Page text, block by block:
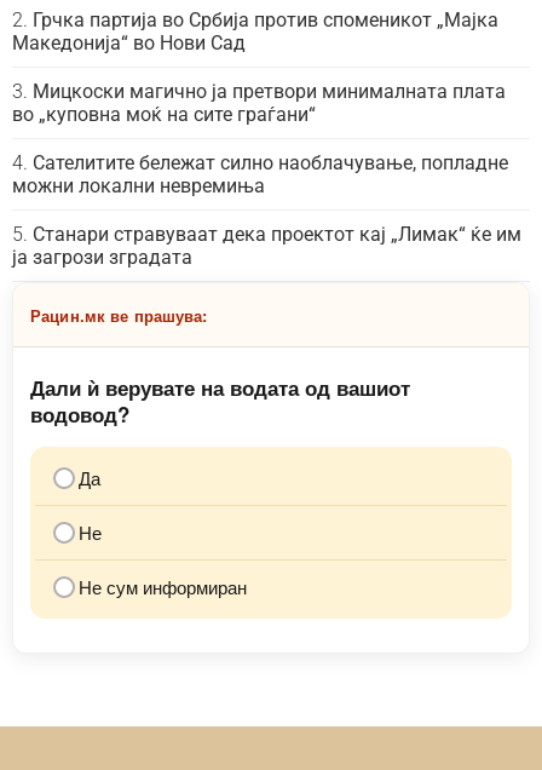
Грчка партија во Србија против споменикот „Мајка
Македонија“ во Нови Сад
Мицкоски магично ја претвори минималната плата
во „куповна моќ на сите граѓани“
Сателитите бележат силно наоблачување, попладне
можни локални невремиња
Станари стравуваат дека проектот кај „Лимак“ ќе им
ја загрози зградата
Рацин.мк ве прашува:
Дали ѝ верувате на водата од вашиот
водовод?
Да
Не
Не сум информиран